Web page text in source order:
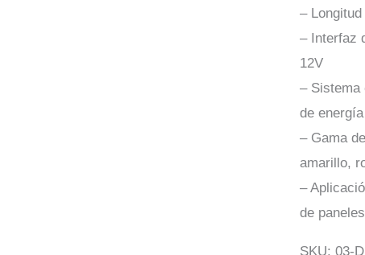
–
– Interfaz
12V
– Sistema
de energía
– Gama
amarillo,
–
de
SKU: 03-